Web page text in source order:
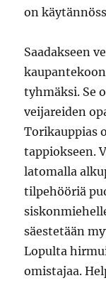
on
Saadakseen
tyhmäksi. Se
veijareiden
Torikauppias
tappiokseen.
latomalla
tilpehööriä
säestetään
Lopulta
omistajaa.